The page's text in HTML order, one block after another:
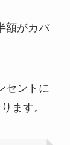
額がカバ
セントに
ます。